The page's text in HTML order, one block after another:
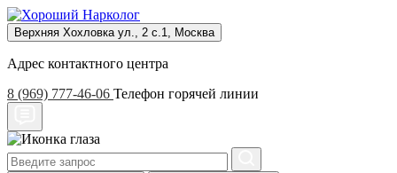
Верхняя Хохловка ул., 2 с.1, Москва
Адрес контактного центра
8 (969) 777-46-06 Телефон горячей линии